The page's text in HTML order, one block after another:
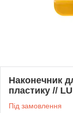
Наконечник
пластику //
Під замовлення